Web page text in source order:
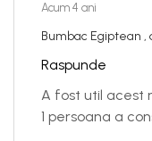
Acum 4 ani
Bumbac Egiptean ,
Raspunde
A fost util acest
1 persoana a